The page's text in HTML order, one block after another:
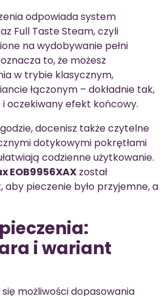
odpowiada system
Full Taste Steam, czyli
na wydobywanie pełni
to, że możesz
w trybie klasycznym,
łączonym – dokładnie tak,
oczekiwany efekt końcowy.
docenisz także czytelne
dotykowymi pokrętłami
codzienne użytkowanie.
EOB9956XAX został
pieczenie było przyjemne, a
i wariant
możliwości dopasowania